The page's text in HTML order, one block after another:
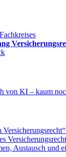
von KI – kaum
Austausch und